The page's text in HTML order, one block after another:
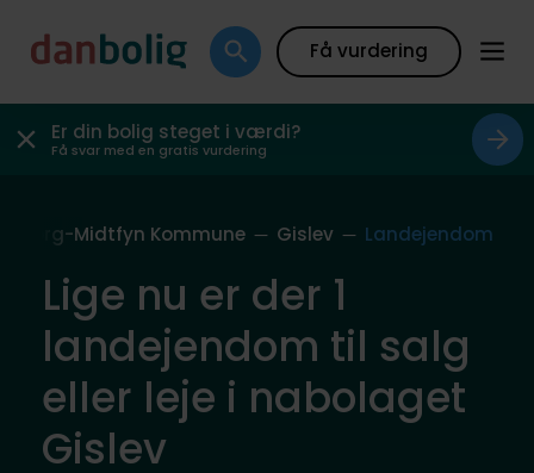
Få vurdering
Er din bolig steget i værdi?
Få svar med en gratis vurdering
Midtfyn Kommune Gislev Landejendom
Lige nu er der 1
landejendom til salg
eller leje i nabolaget
Gislev